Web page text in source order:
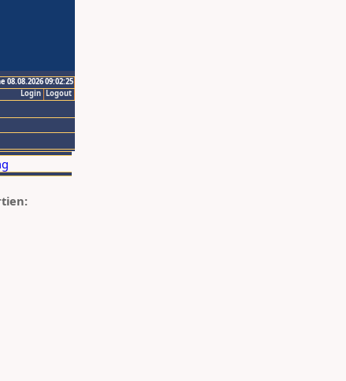
08.08.2026 09:02:25
Logout
Login